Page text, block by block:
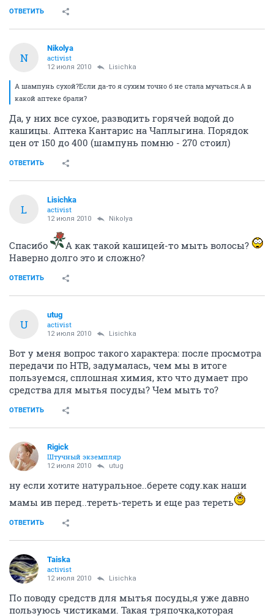
ОТВЕТИТЬ
N
Nikolya
activist
12 июля 2010 Lisichka
А шампунь сухой?Если да-то я сухим точно б не стала мучаться.А в
какой аптеке брали?
Да, у них все сухое, разводить горячей водой до
кашицы. Аптека Кантарис на Чаплыгина. Порядок
цен от 150 до 400 (шампунь помню - 270 стоил)
ОТВЕТИТЬ
L
Lisichka
activist
12 июля 2010 Nikolya
Спасибо
А как такой кашицей-то мыть волосы?
Наверно долго это и сложно?
ОТВЕТИТЬ
U
utug
activist
12 июля 2010 Lisichka
Вот у меня вопрос такого характера: после просмотра
передачи по НТВ, задумалась, чем мы в итоге
пользуемся, сплошная химия, кто что думает про
средства для мытья посуды? Чем мыть то?
ОТВЕТИТЬ
Rigick
Штучный экземпляр
12 июля 2010 utug
ну если хотите натуральное..берете соду.как наши
мамы ив перед..тереть-тереть и еще раз тереть
ОТВЕТИТЬ
Taiska
activist
12 июля 2010 Lisichka
По поводу средств для мытья посуды,я уже давно
пользуюсь чистиками. Такая тряпочка,которая